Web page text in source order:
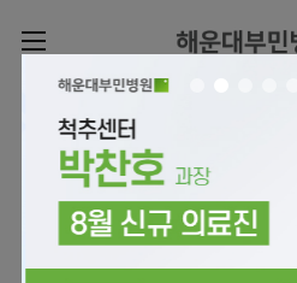
로그인
나의진료정보
온라인진료예약
증명서재발급
증명서발급내역
전문센터
전문센터
전체보기
관절센터
진료안내
진료시간표
이용안내
온라인
진료예약
회원서비스
온라인 진료 예약